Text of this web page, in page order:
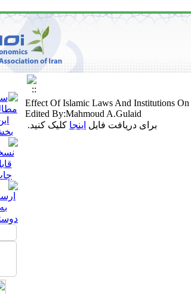
Effect Of Islamic Laws And Institutions On
Edited By:Mahmoud A.Gulaid
برای دریافت فایل اینجا کلیک کنید.